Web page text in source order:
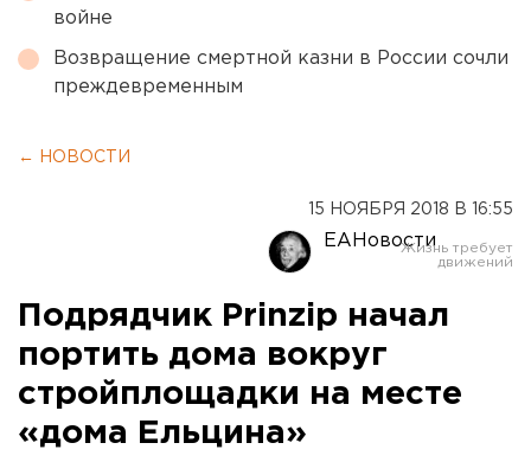
войне
Возвращение смертной казни в России сочли
преждевременным
← НОВОСТИ
15 НОЯБРЯ 2018 В 16:55
ЕАНовости
Подрядчик Prinzip начал
портить дома вокруг
стройплощадки на месте
«дома Ельцина»